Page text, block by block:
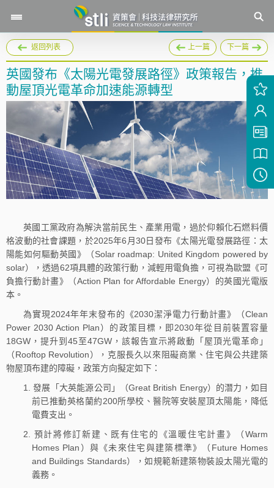
返回列表 上一篇 下一篇
英國發布《太陽光電發展路徑》政策報告，推
動屋頂光電革命加速能源轉型
英國工黨政府為解決當前民生、產業用電，過於仰賴化石燃料價
格波動的社會課題，於2025年6月30日發布《太陽光電發展路徑：太
陽能如何驅動英國》（Solar roadmap: United Kingdom powered by
solar），透過62項具體的政策行動，減輕用電負擔，可視為歐盟《可
負擔行動計畫》（Action Plan for Affordable Energy）的英國光電版
本。
為實現2024年年末發布的《2030潔淨電力行動計畫》（Clean
Power 2030 Action Plan）的政策目標，即2030年從目前裝置容量
18GW，提升到45至47GW，該報告宣示將啟動「屋頂光電革命」
（Rooftop Revolution），克服長久以來阻礙商業、住宅與公共建築
物屋頂布建的障礙，政策方向擬定如下：
1. 發展「大英能源公司」（Great British Energy）的潛力，如目
前已推動英格蘭約200所學校、醫院等安裝屋頂太陽能，降低
電費支出。
2. 預計將修訂新建、既有住宅的《溫暖住宅計畫》（Warm
Homes Plan）與《未來住宅與建築標準》（Future Homes
and Buildings Standards），如規範新建築物裝設太陽光電的
義務。